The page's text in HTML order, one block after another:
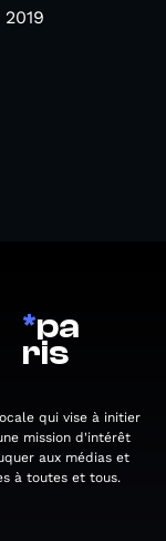
*pa
ris
qui vise à initier
mission d'intérêt
aux médias et
à toutes et tous.